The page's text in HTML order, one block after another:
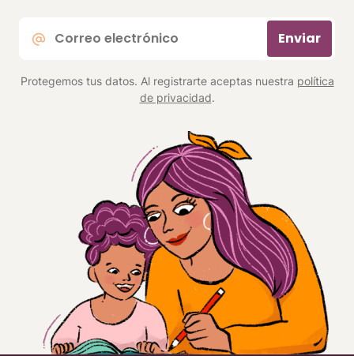
electrónico
Enviar
Protegemos tus datos. Al registrarte aceptas nuestra política
de privacidad.